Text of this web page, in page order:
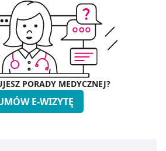
PORADY MEDYCZNEJ?
E-WIZYTĘ